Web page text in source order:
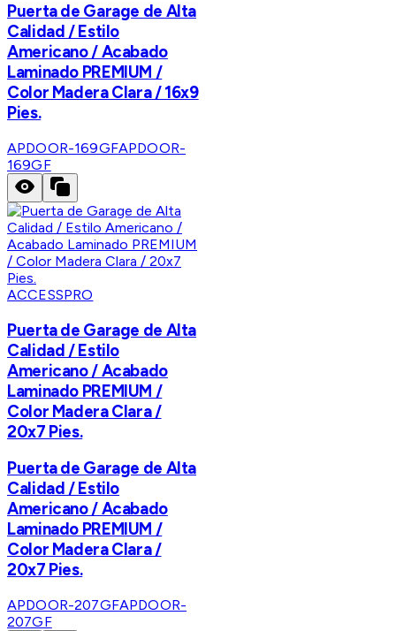
Puerta de Garage de Alta
Calidad / Estilo
Americano / Acabado
Laminado PREMIUM /
Color Madera Clara / 16x9
Pies.
APDOOR-169GFAPDOOR-
169GF
ACCESSPRO
Puerta de Garage de Alta
Calidad / Estilo
Americano / Acabado
Laminado PREMIUM /
Color Madera Clara /
20x7 Pies.
Puerta de Garage de Alta
Calidad / Estilo
Americano / Acabado
Laminado PREMIUM /
Color Madera Clara /
20x7 Pies.
APDOOR-207GFAPDOOR-
207GF